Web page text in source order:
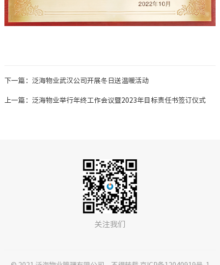
下一篇：泛海物业武汉公司开展冬日送温暖活动
上一篇：泛海物业举行年终工作会议暨2023年目标责任书签订仪式
关注我们